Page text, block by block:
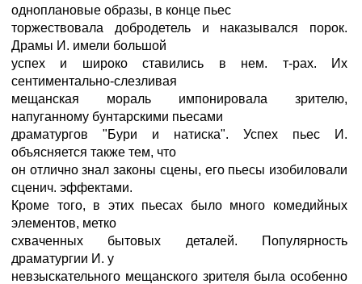
одноплановые образы, в конце пьес
торжествовала добродетель и наказывался порок.
Драмы И. имели большой
успех и широко ставились в нем. т-рах. Их
сентиментально-слезливая
мещанская мораль импонировала зрителю,
напуганному бунтарскими пьесами
драматургов "Бури и натиска". Успех пьес И.
объясняется также тем, что
он отлично знал законы сцены, его пьесы изобиловали
сценич. эффектами.
Кроме того, в этих пьесах было много комедийных
элементов, метко
схваченных бытовых деталей. Популярность
драматургии И. у
невзыскательного мещанского зрителя была особенно